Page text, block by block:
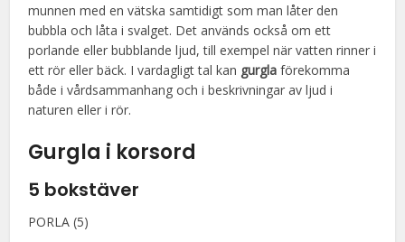
munnen med en vätska samtidigt som man låter den
bubbla och låta i svalget. Det används också om ett
porlande eller bubblande ljud, till exempel när vatten rinner i
ett rör eller bäck. I vardagligt tal kan gurgla förekomma
både i vårdsammanhang och i beskrivningar av ljud i
naturen eller i rör.
Gurgla i korsord
5 bokstäver
PORLA (5)